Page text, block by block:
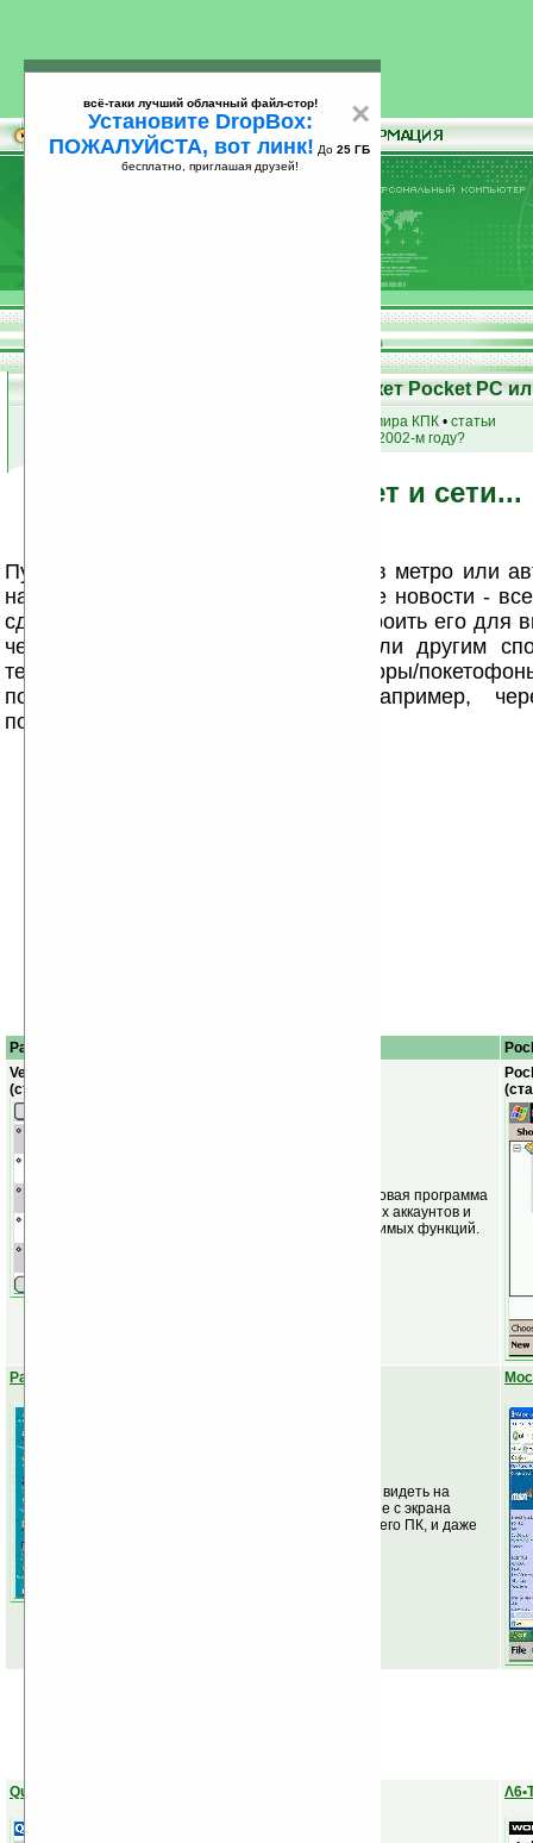
25
Возможности КПК - Что может Pocket PC
новости мира КПК • статьи
кпк в 2002-м году?
Интернет и сети...
Путешествовать по интернету сидя в метро или
на форуме, в ICQ или читать свежие новости -
сделать при помощи КПК, если настроить его для
через мобильный телефон, WiFi или другим
телефонным модулем (коммуникаторы/
позволяют бродить по Сети, например,
подключение.
Palm OS
VersaMail
(стандартная)
Довольно удобная почтовая программа
с поддержкой нескольких аккаунтов и
наличием всех необходимых функций.
PalmVNC
VNC-клиент. Позволяет видеть на
экране КПК изображение с экрана
подключенного домашнего ПК, и даже
Quick News
×
всё-таки лучший облачный файл-стор!
Установите DropBox:
ПОЖАЛУЙСТА, вот линк! До 25 ГБ
бесплатно, приглашая друзей!